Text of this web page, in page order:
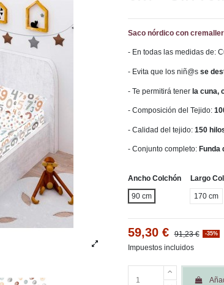
Saco nórdico con
- En todas las medidas de:
- Evita que los niñ@sse
- Te permitirá tenerla cuna,
- Composición del Tejido:
- Calidad del tejido:150
- Conjunto completo: Funda
Ancho Colchón
90 cm
Largo
170 cm
59,30 € 91,23 € -35%
Impuestos incluidos